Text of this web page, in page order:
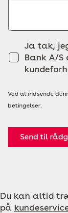
Ja tak,
Bank A/
Ved at indsende
betingelser.
Send til
Du kan altid
på